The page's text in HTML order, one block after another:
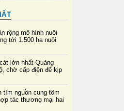
rộng mô hình nuôi
tới 1.500 ha nuôi
lớn nhất Quảng
chờ cấp điện để kịp
tìm nguồn cung tôm
tác thương mại hai